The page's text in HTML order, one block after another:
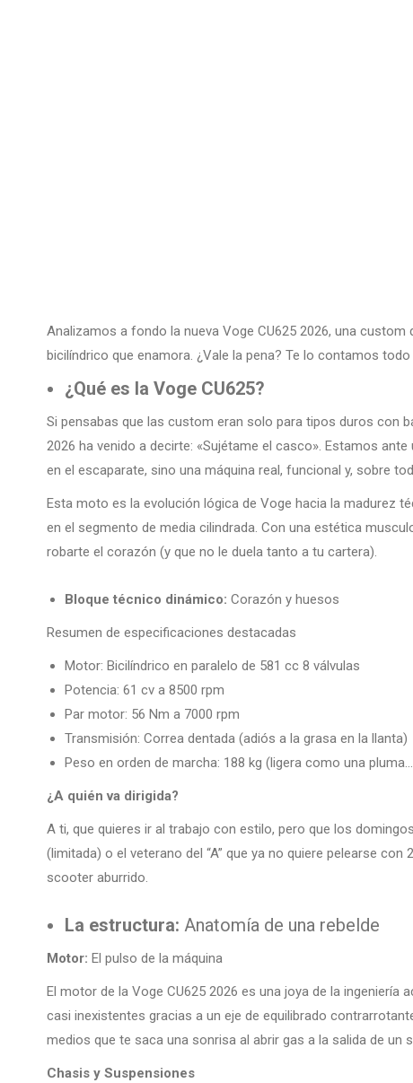
Analizamos a fondo la nueva Voge CU625 2026, una
bicilíndrico que enamora. ¿Vale la pena? Te lo contamos
¿Qué es la Voge CU625?
Si pensabas que las custom eran solo para tipos duros con
2026 ha venido a decirte: «Sujétame el casco». Estamos
en el escaparate, sino una máquina real, funcional y, sobre
Esta moto es la evolución lógica de Voge hacia la madurez
en el segmento de media cilindrada. Con una estética
robarte el corazón (y que no le duela tanto a tu cartera).
Bloque técnico dinámico: Corazón y huesos
Resumen de especificaciones destacadas
Motor: Bicilíndrico en paralelo de 581 cc 8 válvulas
Potencia: 61 cv a 8500 rpm
Par motor: 56 Nm a 7000 rpm
Transmisión: Correa dentada (adiós a la grasa en la llanta)
Peso en orden de marcha: 188 kg (ligera como una
¿A quién va dirigida?
A ti, que quieres ir al trabajo con estilo, pero que los
(limitada) o el veterano del “A” que ya no quiere pelearse
scooter aburrido.
La estructura: Anatomía de una rebelde
Motor: El pulso de la máquina
El motor de la Voge CU625 2026 es una joya de la
casi inexistentes gracias a un eje de equilibrado
medios que te saca una sonrisa al abrir gas a la salida de un
Chasis y Suspensiones